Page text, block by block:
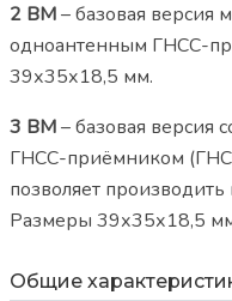
2 ВМ– базовая версия
одноантенным ГНСС-
39х35х18,5 мм.
3 ВМ– базовая версия
ГНСС-приёмником
позволяет производить
Размеры 39х35х18,5
Общие